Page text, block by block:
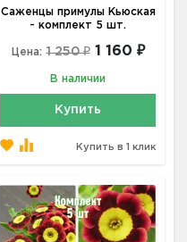
Саженцы примулы Кьюская
- комплект 5 шт.
Цена: 1 250 ₽ 1 160 ₽
В наличии
Купить
Купить в 1 клик